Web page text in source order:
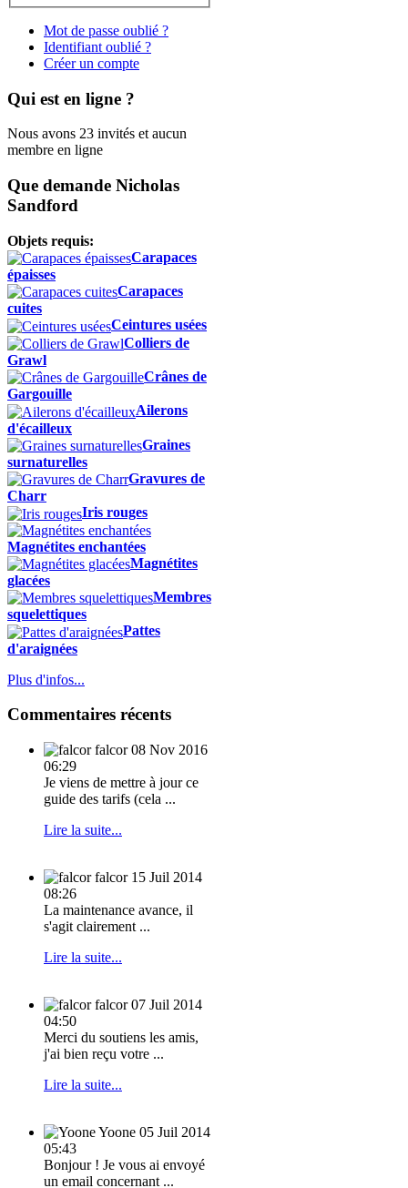
Mot de passe oublié ?
Identifiant oublié ?
Créer un compte
Qui est en ligne ?
Nous avons 23 invités et aucun
membre en ligne
Que demande Nicholas
Sandford
Objets requis:
Carapaces
épaisses
Carapaces
cuites
Ceintures usées
Colliers de
Grawl
Crânes de
Gargouille
Ailerons
d'écailleux
Graines
surnaturelles
Gravures de
Charr
Iris rouges
Magnétites enchantées
Magnétites
glacées
Membres
squelettiques
Pattes
d'araignées
Plus d'infos...
Commentaires récents
falcor 08 Nov 2016
06:29
Je viens de mettre à jour ce
guide des tarifs (cela ...
Lire la suite...
falcor 15 Juil 2014
08:26
La maintenance avance, il
s'agit clairement ...
Lire la suite...
falcor 07 Juil 2014
04:50
Merci du soutiens les amis,
j'ai bien reçu votre ...
Lire la suite...
Yoone 05 Juil 2014
05:43
Bonjour ! Je vous ai envoyé
un email concernant ...